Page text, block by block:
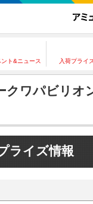
ント&ニュース 入荷プライ
クワパビリオ
ライズ情報